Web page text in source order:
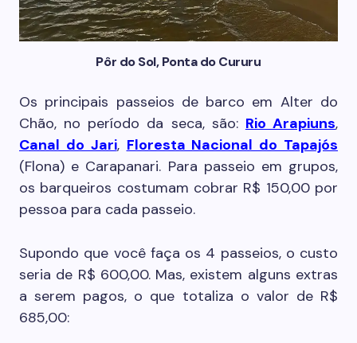
Pôr do Sol, Ponta do Cururu
Os principais passeios de barco em Alter do
Chão, no período da seca, são: Rio Arapiuns,
Canal do Jari, Floresta Nacional do Tapajós
(Flona) e Carapanari. Para passeio em grupos,
os barqueiros costumam cobrar R$ 150,00 por
pessoa para cada passeio.
Supondo que você faça os 4 passeios, o custo
seria de R$ 600,00. Mas, existem alguns extras
a serem pagos, o que totaliza o valor de R$
685,00: